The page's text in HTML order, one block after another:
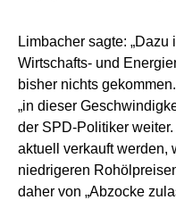
Limbacher sagte:
Wirtschafts- und
bisher nichts
„in dieser
der SPD-Politiker
aktuell verkauft werden,
niedrigeren
daher von „Abzocke